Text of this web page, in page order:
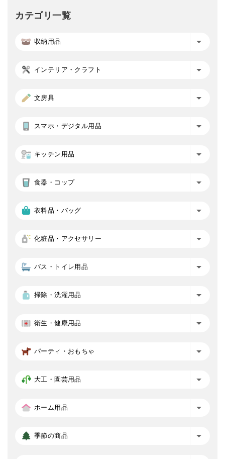
カテゴリ一覧
収納用品
インテリア・クラフト
文房具
スマホ・デジタル用品
キッチン用品
食器・コップ
衣料品・バッグ
化粧品・アクセサリー
バス・トイレ用品
掃除・洗濯用品
衛生・健康用品
パーティ・おもちゃ
大工・園芸用品
ホーム用品
季節の商品